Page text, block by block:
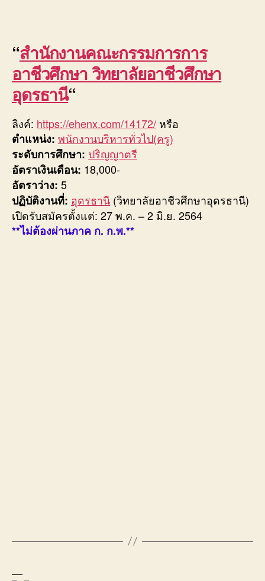
“สำนักงานคณะกรรมการการ
อาชีวศึกษา วิทยาลัยอาชีวศึกษา
อุดรธานี“
ลิงค์: https://ehenx.com/14172/ หรือ
ตำแหน่ง: พนักงานบริหารทั่วไป(ครู)
ระดับการศึกษา: ปริญญาตรี
อัตราเงินเดือน: 18,000-
อัตราว่าง: 5
ปฏิบัติงานที่: อุดรธานี (วิทยาลัยอาชีวศึกษาอุดรธานี)
เปิดรับสมัครตั้งแต่: 27 พ.ค. – 2 มิ.ย. 2564
**ไม่ต้องผ่านภาค ก. ก.พ.**
—